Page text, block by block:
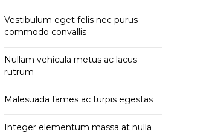
Vestibulum eget felis nec purus
commodo convallis
Nullam vehicula metus ac lacus
rutrum
Malesuada fames ac turpis egestas
Integer elementum massa at nulla